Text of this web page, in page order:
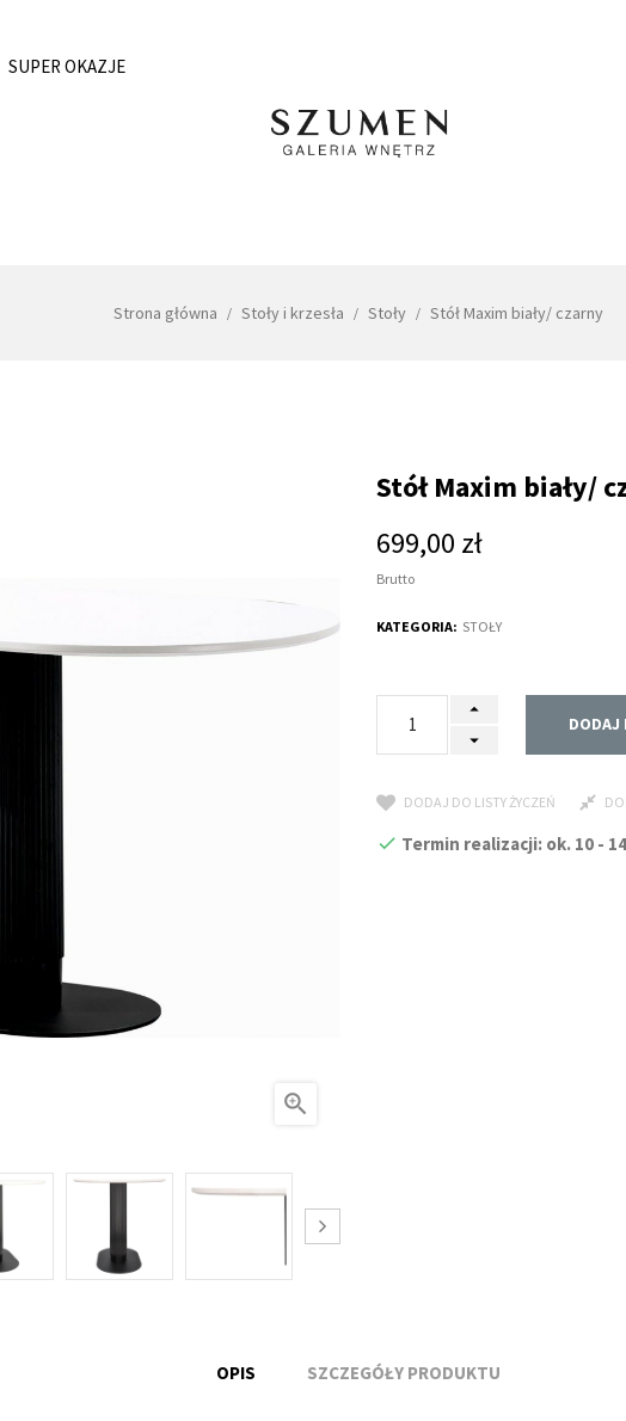
SUPER OKAZJE
Strona główna Stoły i krzesła Stoły Stół Maxim biały/ czarny

Stół Maxim biały/
699,00 zł
Brutto
KATEGORIA: STOŁY
DODAJ
DODAJ DO LISTY ŻYCZEŃ
Termin realizacji: ok. 10 -
OPIS SZCZEGÓŁY PRODUKTU